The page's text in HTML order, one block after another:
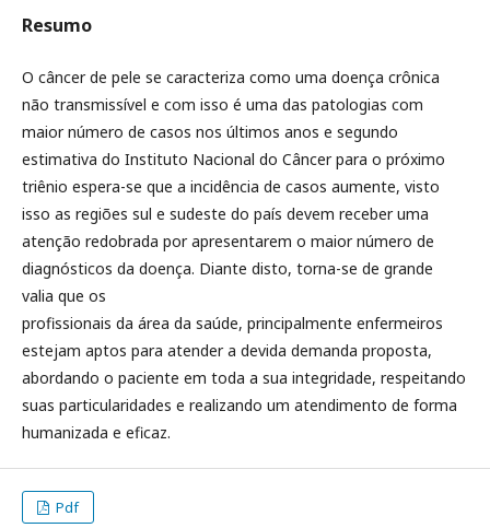
Resumo
O câncer de pele se caracteriza como uma doença crônica
não transmissível e com isso é uma das patologias com
maior número de casos nos últimos anos e segundo
estimativa do Instituto Nacional do Câncer para o próximo
triênio espera-se que a incidência de casos aumente, visto
isso as regiões sul e sudeste do país devem receber uma
atenção redobrada por apresentarem o maior número de
diagnósticos da doença. Diante disto, torna-se de grande
valia que os
profissionais da área da saúde, principalmente enfermeiros
estejam aptos para atender a devida demanda proposta,
abordando o paciente em toda a sua integridade, respeitando
suas particularidades e realizando um atendimento de forma
humanizada e eficaz.
Pdf